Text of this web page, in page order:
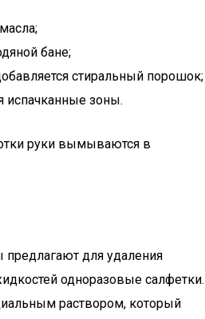
бане;
стиральный порошок;
зоны.
руки вымываются в
для удаления
одноразовые салфетки.
раствором, который